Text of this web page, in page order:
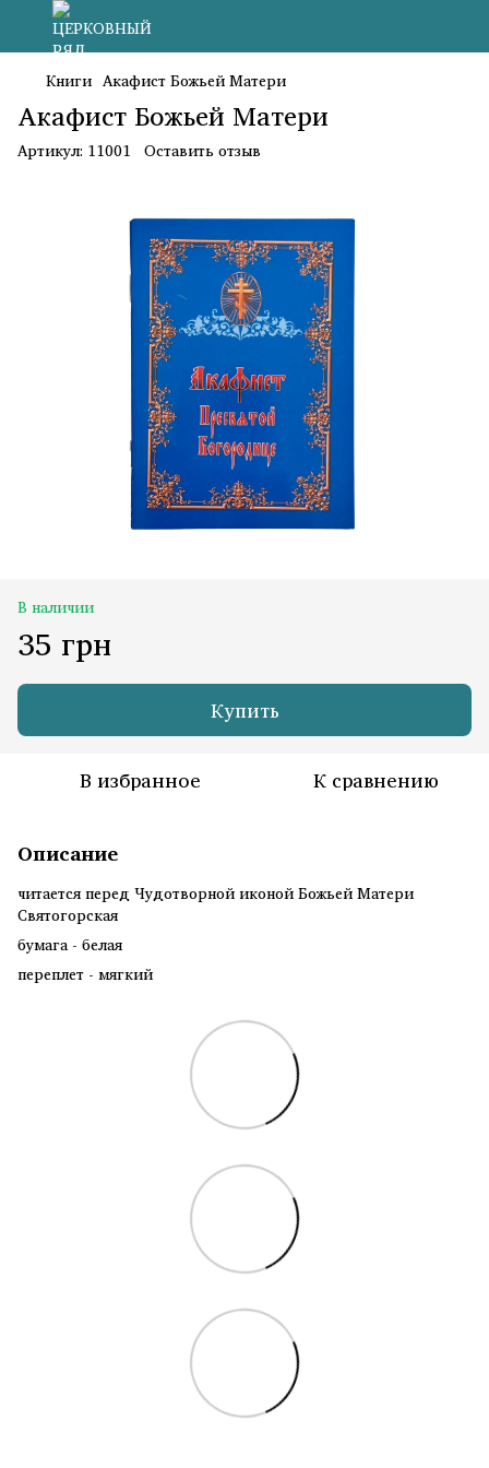
Книги Акафист Божьей Матери
Акафист Божьей Матери
Артикул: 11001 Оставить отзыв
В наличии
35 грн
Купить
В избранное К сравнению
Описание
читается перед Чудотворной иконой Божьей Матери
Святогорская
бумага - белая
переплет - мягкий